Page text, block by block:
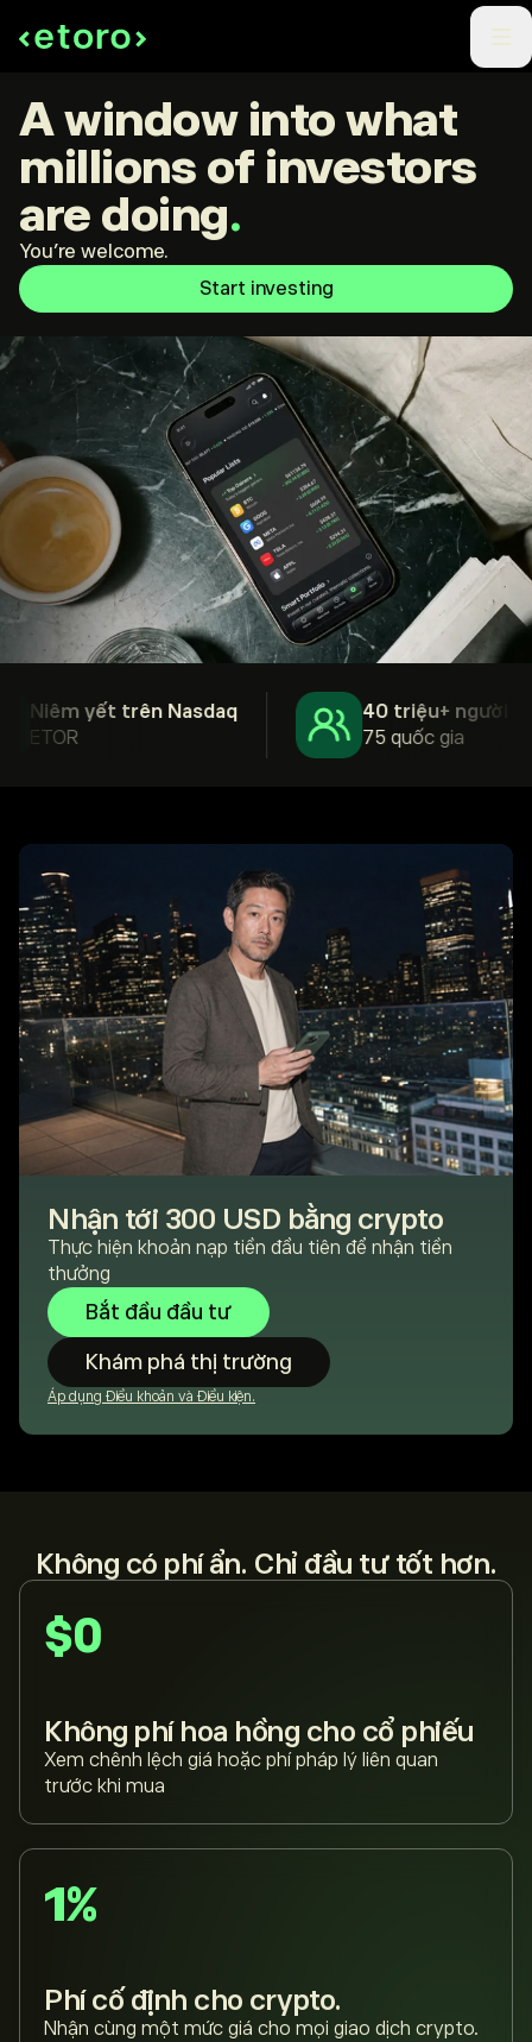
A window into what
millions of investors
are doing.
You're welcome.
Start investing
Niêm yết trên Nasdaq
ETOR
40 triệu+ người dùng
75 quốc gia
Nhận tới 300 USD bằng crypto
Thực hiện khoản nạp tiền đầu tiên để nhận tiền
thưởng
Bắt đầu đầu tư
Khám phá thị trường
Áp dụng Điều khoản và Điều kiện.
Không có phí ẩn. Chỉ đầu tư tốt hơn.
$0
Không phí hoa hồng cho cổ phiếu
Xem chênh lệch giá hoặc phí pháp lý liên quan
trước khi mua
1%
Phí cố định cho crypto.
Nhận cùng một mức giá cho mọi giao dịch crypto.